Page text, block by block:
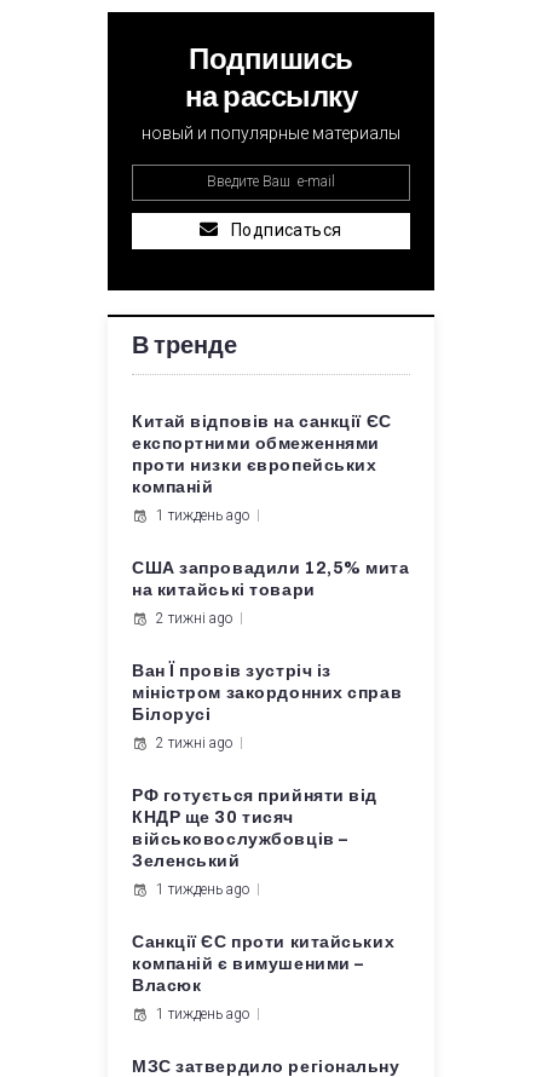
Подпишись
на рассылку
новый и популярные материалы
Подписаться
В тренде
Китай відповів на санкції ЄС
експортними обмеженнями
проти низки європейських
компаній
1 тиждень ago
США запровадили 12,5% мита
на китайські товари
2 тижні ago
Ван Ї провів зустріч із
міністром закордонних справ
Білорусі
2 тижні ago
РФ готується прийняти від
КНДР ще 30 тисяч
військовослужбовців –
Зеленський
1 тиждень ago
Санкції ЄС проти китайських
компаній є вимушеними –
Власюк
1 тиждень ago
МЗС затвердило регіональну